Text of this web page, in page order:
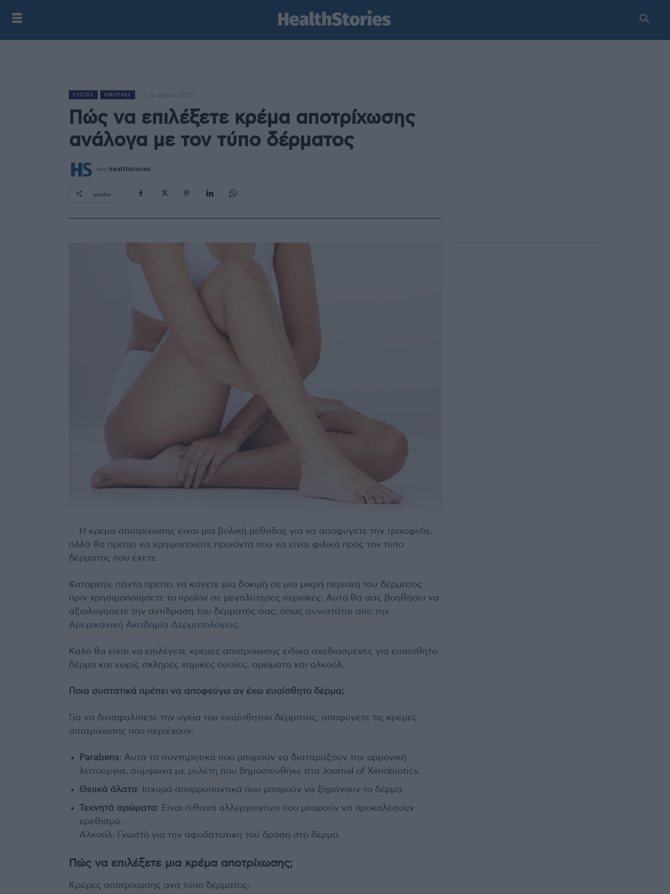
ΕΥΕΞΊΑ ΟΜΟΡΦΙΆ 2 Οκτωβρίου 2025
Πώς να επιλέξετε κρέμα αποτρίχωσης
ανάλογα με τον τύπο δέρματος
από healthstories
μερίδιο
Η κρέμα αποτρίχωσης είναι μία βολική μέθοδος για να αποφύγετε την τριχοφυΐα,
αλλά θα πρέπει να χρηιμοποιείτε προιόντα που να είναι φιλικά προς τον τύπο
δέρματος που έχετε.
Καταρχήν, πάντα πρέπει να κάνετε μια δοκιμή σε μια μικρή περιοχή του δέρματος
πριν χρησιμοποιήσετε το προϊόν σε μεγαλύτερες περιοχές. Αυτό θα σας βοηθήσει να
αξιολογήσετε την αντίδραση του δέρματός σας, όπως συνιστάται από την
Αμερικανική Ακαδημία Δερματολογίας.
Καλό θα είναι να επιλέγετε κρέμες αποτρίχωσης ειδικά σχεδιασμένες για ευαίσθητο
δέρμα και χωρίς σκληρές χημικές ουσίες, αρώματα και αλκοόλ.
Ποια συστατικά πρέπει να αποφεύγω αν έχω ευαίσθητο δέρμα;
Για να διασφαλίσετε την υγεία του ευαίσθητου δέρματος, αποφύγετε τις κρέμες
αποτρίχωσης που περιέχουν:
Parabens: Αυτά τα συντηρητικά που μπορούν να διαταράξουν την ορμονική
λειτουργία, σύμφωνα με μελέτη που δημοσιεύθηκε στο Journal of Xenobiotics.
Θειικά άλατα: Ισχυρά απορρυπαντικά που μπορούν να ξηράνουν το δέρμα.
Τεχνητά αρώματα: Είναι πιθανά αλλεργιογόνα που μπορούν να προκαλέσουν
ερεθισμό.
Αλκοόλ: Γνωστό για την αφυδατωτική του δράση στο δέρμα.
Πώς να επιλέξετε μια κρέμα αποτρίχωσης;
Κρέμες αποτρίχωσης ανά τύπο δέρματος: